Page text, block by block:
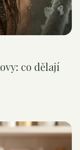
co dělají